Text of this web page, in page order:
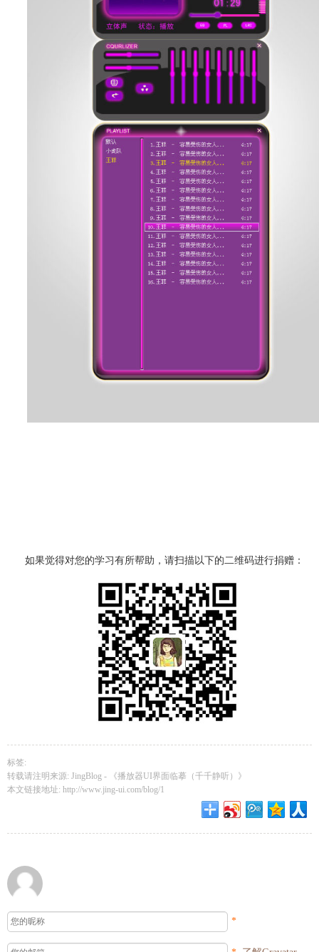
如果觉得对您的学习有所帮助，请扫描以下的二维码进行捐赠：
标签:
转载请注明来源: JingBlog -
《播放器UI界面临摹（千千静听）》
本文链接地址: http://www.jing-ui.com/blog/1
*